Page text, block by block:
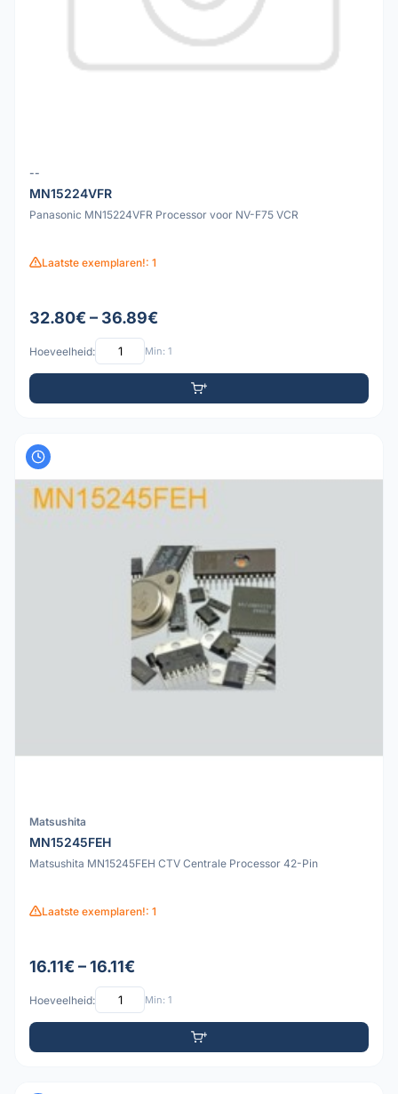
--
MN15224VFR
Panasonic MN15224VFR Processor voor NV-F75 VCR
Laatste exemplaren!: 1
32.80€ – 36.89€
Hoeveelheid: Min: 1
Matsushita
MN15245FEH
Matsushita MN15245FEH CTV Centrale Processor 42-Pin
Laatste exemplaren!: 1
16.11€ – 16.11€
Hoeveelheid: Min: 1